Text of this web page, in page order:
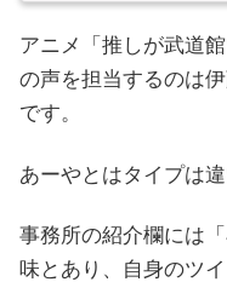
アニメ「推しが武道
の声を担当するのは
です。
あーやとはタイプは
事務所の紹介欄には
味とあり、自身のツ